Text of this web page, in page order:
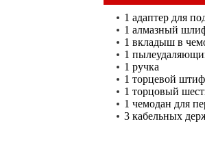
1 адаптер для
1 алмазный
1 вкладыш в
1
1 ручка
1 торцевой
1 торцовый
1 чемодан для
3 кабельных